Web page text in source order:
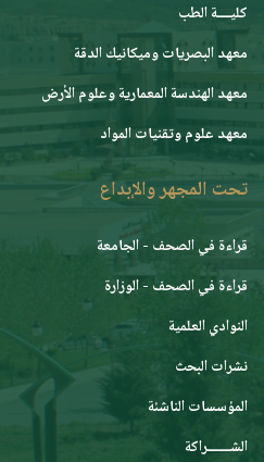
كليــــة الطب
معهد البصريات وميكانيك الدقة
معهد الهندسة المعمارية وعلوم الأرض
معهد علوم وتقنيات المواد
تحت المجهر والإبداع
قراءة في الصحف - الجامعة
قراءة في الصحف - الوزارة
النوادي العلمية
نشرات البحث
المؤسسات الناشئة
الشـــــــراكة